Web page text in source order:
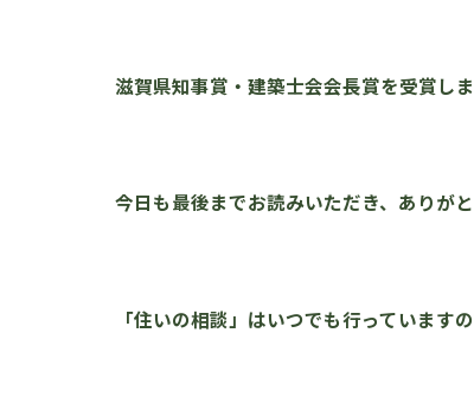
滋賀県知事賞・建築士会会長賞を受賞しま
今日も最後までお読みいただき、ありが
「住いの相談」はいつでも行っています